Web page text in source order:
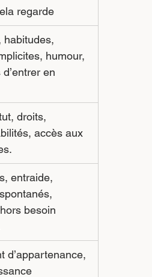
regarde
habitudes,
humour,
en
droits,
accès aux
entraide,
besoin
d’appartenance,